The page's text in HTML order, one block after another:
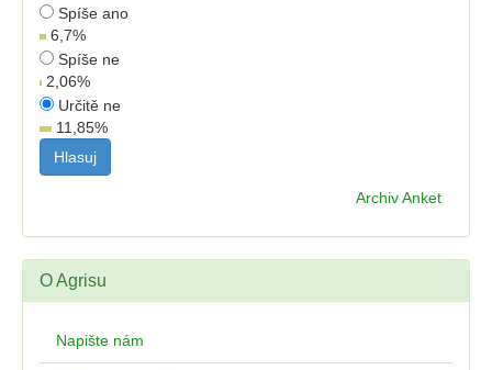
Spíše ano
6,7%
Spíše ne
2,06%
Určitě ne
11,85%
Archiv Anket
O Agrisu
Napište nám